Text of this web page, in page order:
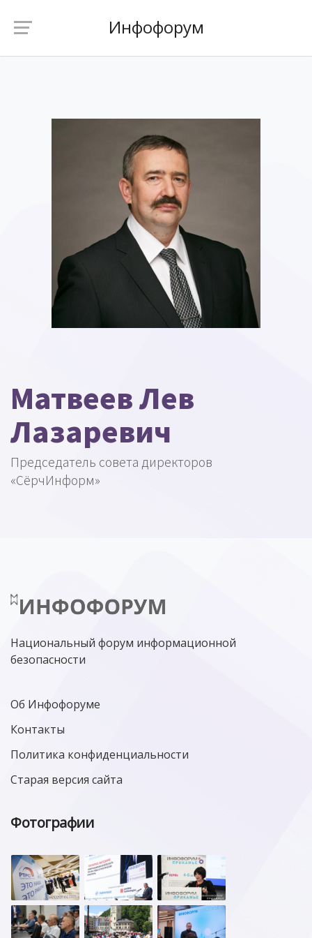
Инфофорум
Матвеев Лев
Лазаревич
Председатель совета директоров
«СёрчИнформ»
Национальный форум информационной
безопасности
Об Инфофоруме
Контакты
Политика конфиденциальности
Старая версия сайта
Фотографии